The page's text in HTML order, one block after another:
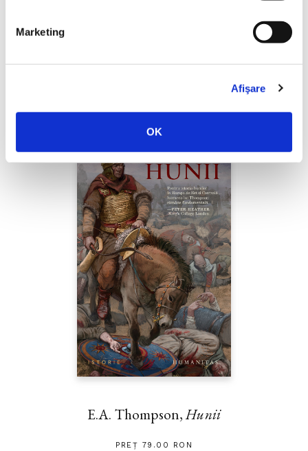
Marketing
Afişare
OK
Thierry Wolton,Lumea noastră orwelliană
E.A. Thompson,Hunii
PREȚ 79.00 RON